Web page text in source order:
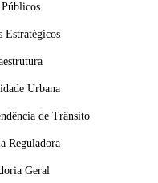
Estratégicos
Urbana
de Trânsito
Reguladora
Geral